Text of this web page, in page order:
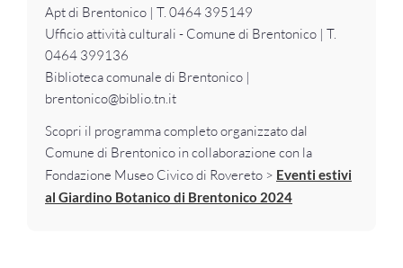
Apt di Brentonico | T. 0464 395149
Ufficio attività culturali - Comune di Brentonico | T.
0464 399136
Biblioteca comunale di Brentonico |
brentonico@biblio.tn.it
Scopri il programma completo organizzato dal
Comune di Brentonico in collaborazione con la
Fondazione Museo Civico di Rovereto > Eventi estivi
al Giardino Botanico di Brentonico 2024